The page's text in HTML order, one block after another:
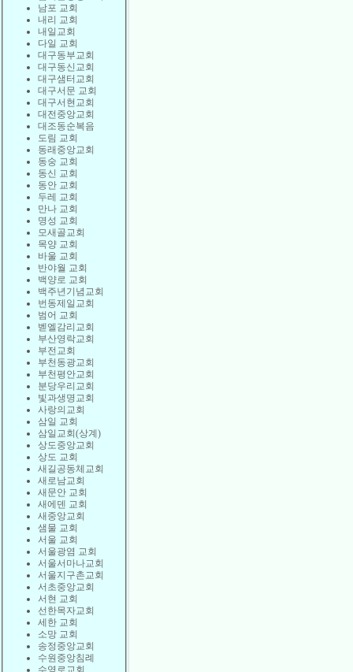
남포 교회
내리 교회
내일교회
다일 교회
대구동부교회
대구동신교회
대구샘터교회
대구서문 교회
대구서현교회
대전중앙교회
대조동순복음
도림 교회
동래중앙교회
동숭 교회
동신 교회
동안 교회
두레 교회
만나 교회
명성 교회
모새골교회
목양 교회
바울 교회
반야월 교회
백양로 교회
백주년기념교회
번동제일교회
범어 교회
벧엘감리교회
부산영락교회
부전교회
부천동광교회
부천평안교회
분당우리교회
빛과생명교회
사랑의교회
삼일 교회
삼일교회(상계)
상도중앙교회
상도 교회
새길공동체교회
새로남교회
새문안 교회
새에덴 교회
새중앙교회
샘물 교회
서울 교회
서울광염 교회
서울서마나교회
서울지구촌교회
서초중앙교회
서현 교회
선한목자교회
세한 교회
소망 교회
송정중앙교회
수원중앙침례
수영로교회